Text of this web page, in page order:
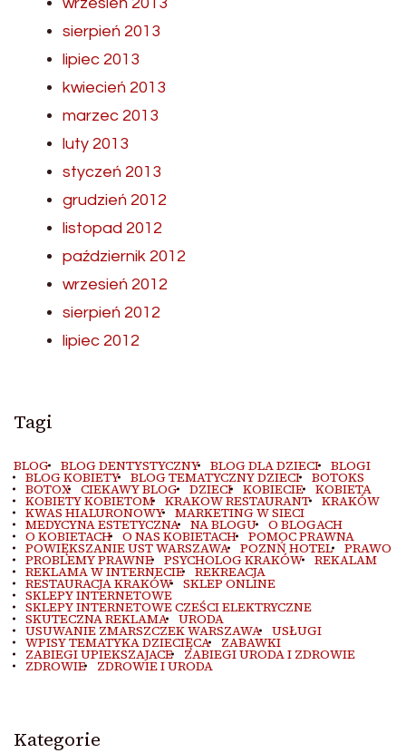
sierpień 2013
lipiec 2013
kwiecień 2013
marzec 2013
luty 2013
styczeń 2013
grudzień 2012
listopad 2012
październik 2012
wrzesień 2012
sierpień 2012
lipiec 2012
Tagi
BLOG BLOG DENTYSTYCZNY BLOG DLA DZIECI BLOGI
BLOG KOBIETY BLOG TEMATYCZNY DZIECI BOTOKS
BOTOX CIEKAWY BLOG DZIECI KOBIECIE KOBIETA
KOBIETY KOBIETOM KRAKOW RESTAURANT KRAKÓW
KWAS HIALURONOWY MARKETING W SIECI
MEDYCYNA ESTETYCZNA NA BLOGU O BLOGACH
O KOBIETACH O NAS KOBIETACH POMOC PRAWNA
POWIĘKSZANIE UST WARSZAWA POZNŃ HOTEL PRAWO
PROBLEMY PRAWNE PSYCHOLOG KRAKÓW REKALAM
REKLAMA W INTERNECIE REKREACJA
RESTAURACJA KRAKÓW SKLEP ONLINE
SKLEPY INTERNETOWE
SKLEPY INTERNETOWE CZEŚCI ELEKTRYCZNE
SKUTECZNA REKLAMA URODA
USUWANIE ZMARSZCZEK WARSZAWA USŁUGI
WPISY TEMATYKA DZIECIĘCA ZABAWKI
ZABIEGI UPIEKSZAJACE ZABIEGI URODA I ZDROWIE
ZDROWIE ZDROWIE I URODA
Kategorie